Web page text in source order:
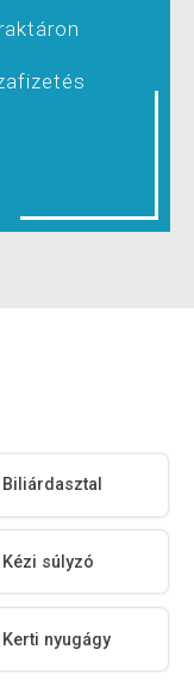
Biliárdasztal
Kézi súlyzó
Kerti nyugágy